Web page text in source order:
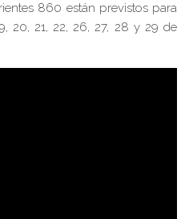
860 están previstos para
20, 21, 22, 26, 27, 28 y 29 de